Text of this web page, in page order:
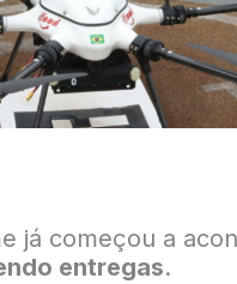
já começou a
entregas.